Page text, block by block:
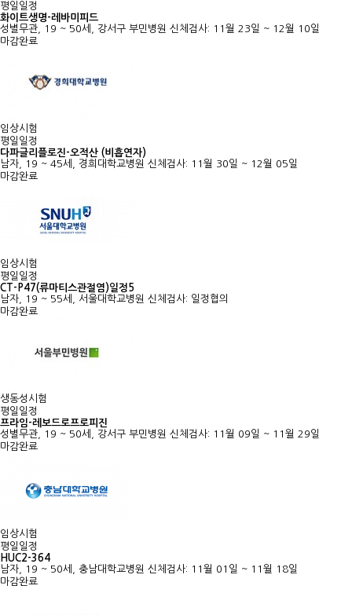
평일일정
화이트생명-레바미피드
성별무관, 19 ~ 50세, 강서구 부민병원 신체검사: 11월 23일 ~ 12월 10일
마감완료
임상시험
평일일정
다파글리플로진-오적산 (비흡연자)
남자, 19 ~ 45세, 경희대학교병원 신체검사: 11월 30일 ~ 12월 05일
마감완료
임상시험
평일일정
CT-P47(류마티스관절염)일정5
남자, 19 ~ 55세, 서울대학교병원 신체검사: 일정협의
마감완료
생동성시험
평일일정
프라임-레보드로프로피진
성별무관, 19 ~ 50세, 강서구 부민병원 신체검사: 11월 09일 ~ 11월 29일
마감완료
임상시험
평일일정
HUC2-364
남자, 19 ~ 50세, 충남대학교병원 신체검사: 11월 01일 ~ 11월 18일
마감완료